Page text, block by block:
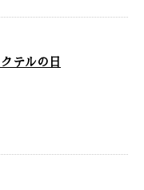
テルの日